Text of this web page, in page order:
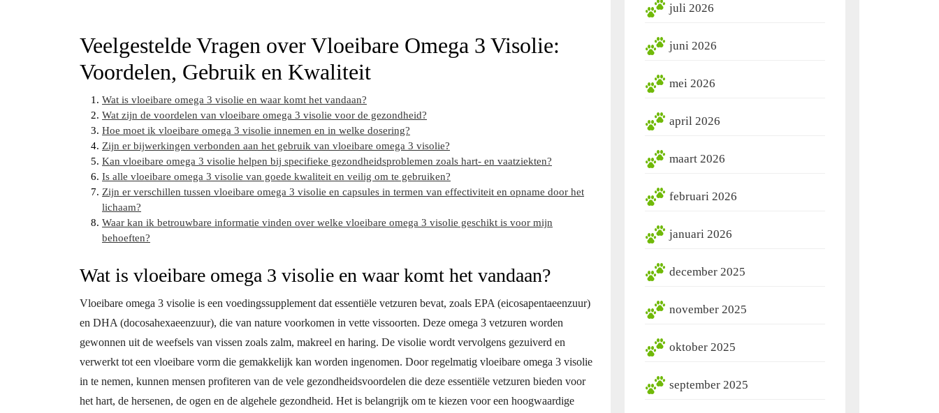
Veelgestelde Vragen over Vloeibare Omega 3 Visolie:
Voordelen, Gebruik en Kwaliteit
Wat is vloeibare omega 3 visolie en waar komt het vandaan?
Wat zijn de voordelen van vloeibare omega 3 visolie voor de gezondheid?
Hoe moet ik vloeibare omega 3 visolie innemen en in welke dosering?
Zijn er bijwerkingen verbonden aan het gebruik van vloeibare omega 3 visolie?
Kan vloeibare omega 3 visolie helpen bij specifieke gezondheidsproblemen zoals hart- en vaatziekten?
Is alle vloeibare omega 3 visolie van goede kwaliteit en veilig om te gebruiken?
Zijn er verschillen tussen vloeibare omega 3 visolie en capsules in termen van effectiviteit en opname door het
lichaam?
Waar kan ik betrouwbare informatie vinden over welke vloeibare omega 3 visolie geschikt is voor mijn
behoeften?
Wat is vloeibare omega 3 visolie en waar komt het vandaan?
Vloeibare omega 3 visolie is een voedingssupplement dat essentiële vetzuren bevat, zoals EPA (eicosapentaeenzuur)
en DHA (docosahexaeenzuur), die van nature voorkomen in vette vissoorten. Deze omega 3 vetzuren worden
gewonnen uit de weefsels van vissen zoals zalm, makreel en haring. De visolie wordt vervolgens gezuiverd en
verwerkt tot een vloeibare vorm die gemakkelijk kan worden ingenomen. Door regelmatig vloeibare omega 3 visolie
in te nemen, kunnen mensen profiteren van de vele gezondheidsvoordelen die deze essentiële vetzuren bieden voor
het hart, de hersenen, de ogen en de algehele gezondheid. Het is belangrijk om te kiezen voor een hoogwaardige
juli 2026
juni 2026
mei 2026
april 2026
maart 2026
februari 2026
januari 2026
december 2025
november 2025
oktober 2025
september 2025